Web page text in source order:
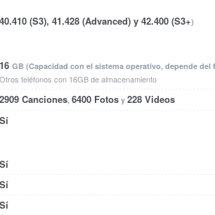
40.410 (S3), 41.428 (Advanced) y 42.400 (S3+)
16 GB (Capacidad con el sistema operativo, depende del
Otros teléfonos con 16GB de almacenamiento
2909 Canciones, 6400 Fotos y 228 Videos
Sí
Sí
Sí
Sí